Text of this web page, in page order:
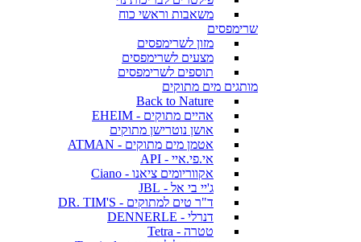
משאבות וראשי כוח
שרימפסים
מזון לשרימפסים
מצעים לשרימפסים
תוספים לשרימפסים
מותגים מים מתוקים
Back to Nature
אהיים מתוקים - EHEIM
אושן נוטרישן מתוקים
אטמן מים מתוקים - ATMAN
אי.פי.איי - API
אקווריומים ציאנו - Ciano
ג'יי בי אל - JBL
ד"ר טים למתוקים - DR. TIM'S
דנרלי - DENNERLE
טטרה - Tetra